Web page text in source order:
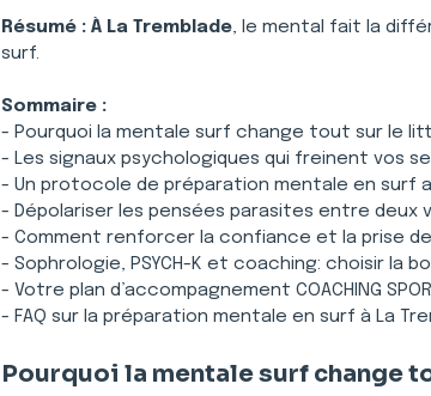
Résumé : À La Tremblade, le mental fait la
surf.
Sommaire :
- Pourquoi la mentale surf change tout sur le
- Les signaux psychologiques qui freinent vos
- Un protocole de préparation mentale en surf
- Dépolariser les pensées parasites entre deux
- Comment renforcer la confiance et la prise de
- Sophrologie, PSYCH-K et coaching: choisir la
- Votre plan d’accompagnement COACHING
- FAQ sur la préparation mentale en surf à La
Pourquoi la mentale surf change